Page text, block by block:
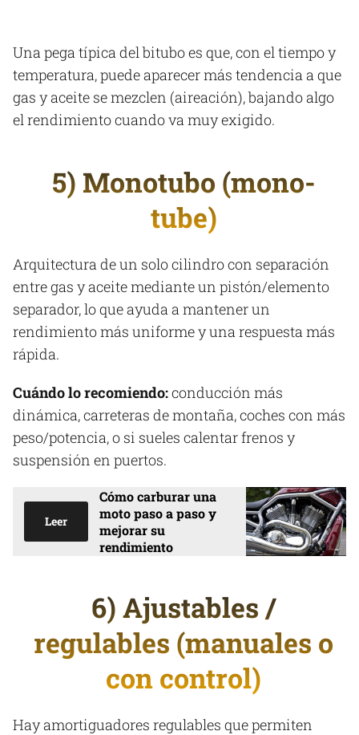
Una pega típica del bitubo es que, con el tiempo y
temperatura, puede aparecer más tendencia a que
gas y aceite se mezclen (aireación), bajando algo
el rendimiento cuando va muy exigido.
5) Monotubo (mono-
tube)
Arquitectura de un solo cilindro con separación
entre gas y aceite mediante un pistón/elemento
separador, lo que ayuda a mantener un
rendimiento más uniforme y una respuesta más
rápida.
Cuándo lo recomiendo:conducción más
dinámica, carreteras de montaña, coches con más
peso/potencia, o si sueles calentar frenos y
suspensión en puertos.
Leer
Cómo carburar una
moto paso a paso y
mejorar su
rendimiento
6) Ajustables /
regulables (manuales o
con control)
Hay amortiguadores regulables que permiten